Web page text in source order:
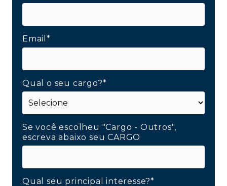
Email*
Qual o seu cargo?*
Se você escolheu "Cargo - Outros",
escreva abaixo seu CARGO
Qual seu principal interesse?*